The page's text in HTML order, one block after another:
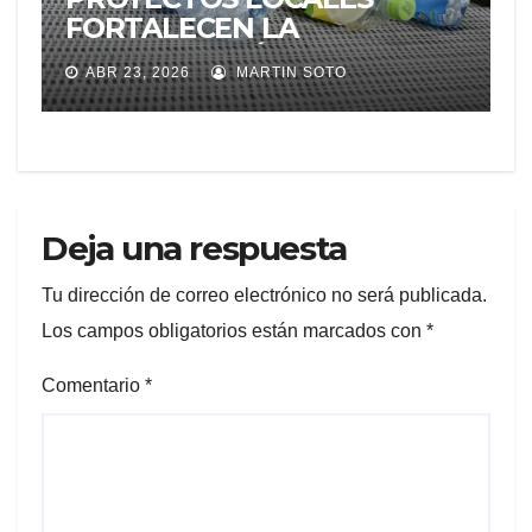
FORTALECEN LA
RECUPERACIÓN DE
MATERIALES Y LA
EDUCACIÓN AMBIENTAL
ABR 23, 2026 MARTIN SOTO
Deja una respuesta
Tu dirección de correo electrónico no será publicada.
Los campos obligatorios están marcados con *
Comentario *